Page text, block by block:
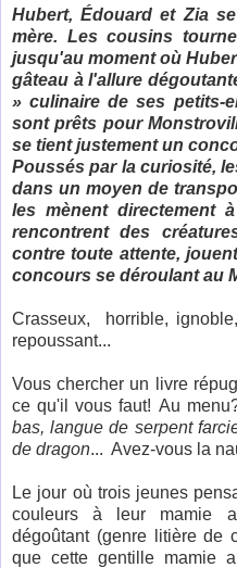
Hubert, Édouard et Zia
mère. Les cousins
jusqu'au moment où
gâteau à l'allure
» culinaire de ses petits-
sont prêts pour
se tient justement un
Poussés par la curiosité,
dans un moyen de
les mènent directement
rencontrent des
contre toute attente,
concours se déroulant au
Crasseux, horrible,
repoussant...
Vous chercher un livre
ce qu'il vous faut! Au
bas, langue de serpent
de dragon... Avez-vous la
Le jour où trois jeunes
couleurs à leur mamie
dégoûtant (genre litière de
que cette gentille mamie